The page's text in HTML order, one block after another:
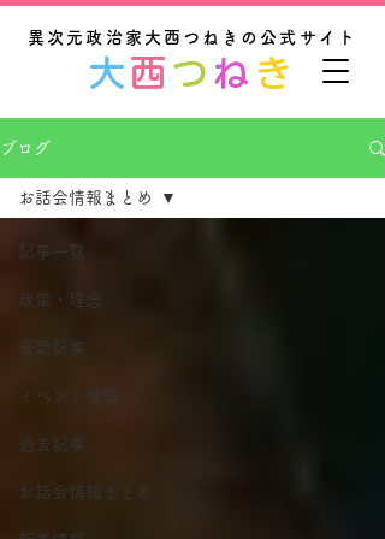
異次元政治家大西つねきの公式サイト
大 西 つ ね き
ブログ
記事一覧
政策・理念
最新記事
イベント情報
過去記事
お話会情報まとめ
お話会情報まとめ